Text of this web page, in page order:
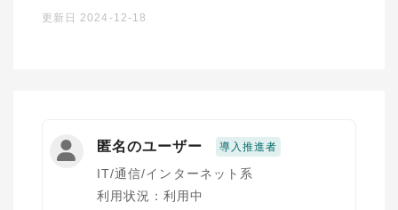
更新日 2024-12-18
匿名のユーザー 導入推進者
IT/通信/インターネット系
利用状況：利用中